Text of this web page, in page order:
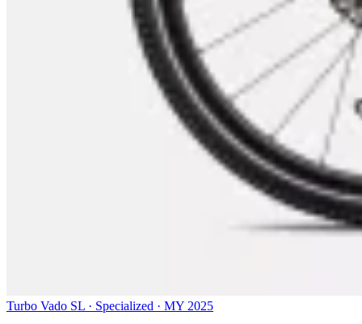
Turbo Vado SL · Specialized · MY 2025